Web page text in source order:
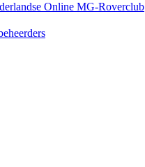
Online MG-Roverclub